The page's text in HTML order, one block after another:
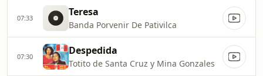
07:33 Teresa
Banda Porvenir De Pativilca
07:30 Despedida
Totito de Santa Cruz y Mina Gonzales